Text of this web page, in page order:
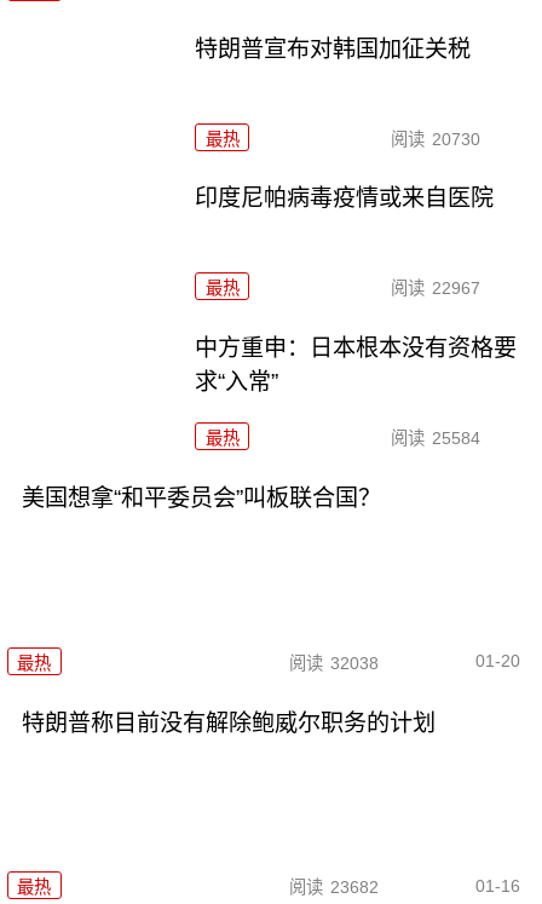
特朗普宣布对韩国加征关税
最热 阅读 20730
印度尼帕病毒疫情或来自医院
最热 阅读 22967
中方重申：日本根本没有资格要
求“入常”
最热 阅读 25584
美国想拿“和平委员会”叫板联合国？
最热 阅读 32038 01-20
特朗普称目前没有解除鲍威尔职务的计划
最热 阅读 23682 01-16